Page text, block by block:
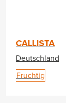
CALLISTA
Deutschland
Fruchtig